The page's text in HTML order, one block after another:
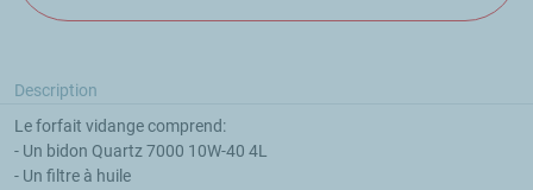
Description
Le forfait vidange comprend:
- Un bidon Quartz 7000 10W-40 4L
- Un filtre à huile